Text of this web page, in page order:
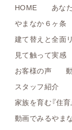
HOME
あな
やまなか６ヶ条
建て替えと全面
見て触って実
お客様の声
スタッフ紹介
家族を育む『住育
動画でみるやま